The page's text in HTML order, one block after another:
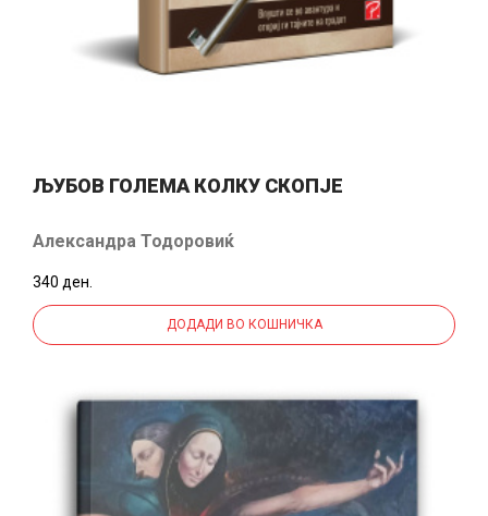
ЉУБОВ ГОЛЕМА КОЛКУ СКОПЈЕ
Александра Тодоровиќ
340 ден.
ДОДАДИ ВО КОШНИЧКА